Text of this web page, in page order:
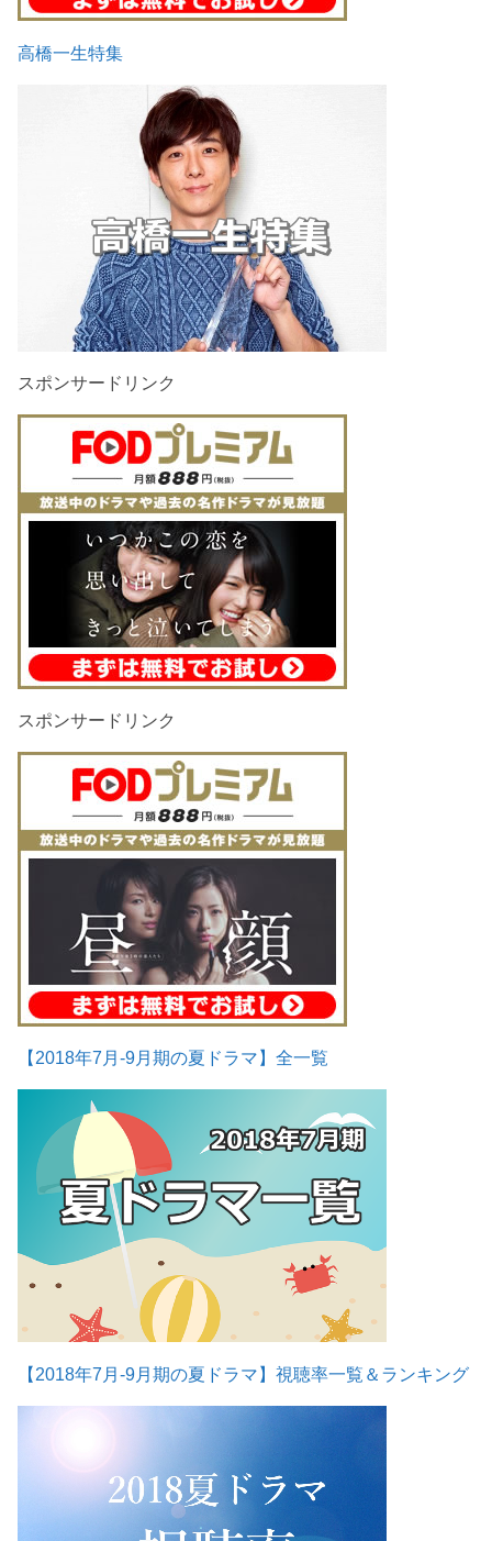
高橋一生特集
スポンサードリンク
スポンサードリンク
【2018年7月-9月期の夏ドラマ】全一覧
【2018年7月-9月期の夏ドラマ】視聴率一覧＆ランキング